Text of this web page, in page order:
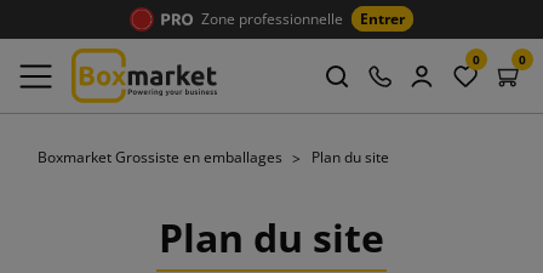
Zone professionnelle Entrer
0 0
Boxmarket Grossiste en emballages Plan du site
Plan du site